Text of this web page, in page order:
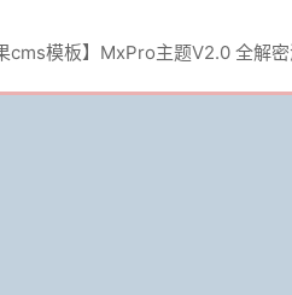
cms模板】MxPro主题V2.0 全解